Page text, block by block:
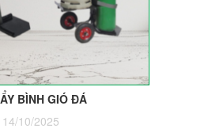
BÌNH GIÓ ĐÁ
14/10/2025